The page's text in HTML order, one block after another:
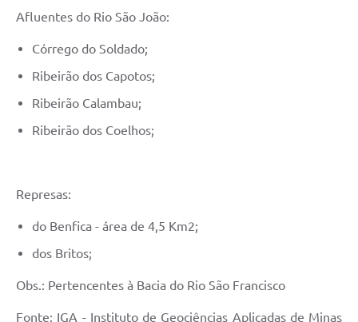
Afluentes do Rio São João:
Córrego do Soldado;
Ribeirão dos Capotos;
Ribeirão Calambau;
Ribeirão dos Coelhos;
Represas:
do Benfica - área de 4,5 Km2;
dos Britos;
Obs.: Pertencentes à Bacia do Rio São Francisco
Fonte: IGA - Instituto de Geociências Aplicadas de Minas